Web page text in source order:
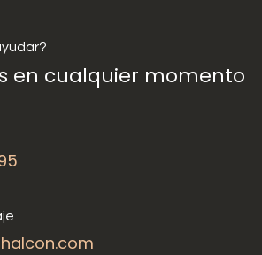
en cualquier momento